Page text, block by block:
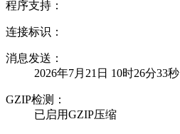
程序支持：
连接标识：
消息发送：
2026年7月21日 10时26分33秒
GZIP检测：
已启用GZIP压缩